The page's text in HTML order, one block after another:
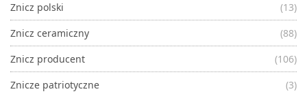
Znicz polski
(13)
Znicz ceramiczny
(88)
Znicz producent
(106)
Znicze patriotyczne
(3)